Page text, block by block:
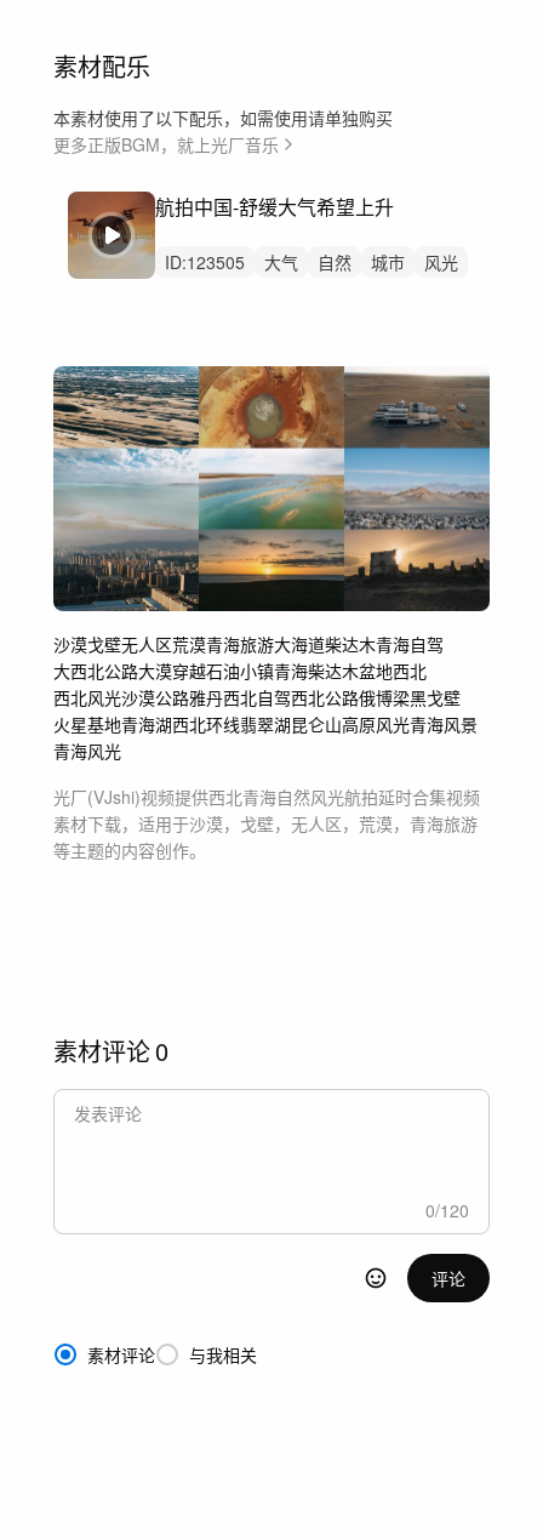
素材配乐
本素材使用了以下配乐，如需使用请单独购买
更多正版BGM，就上光厂音乐
航拍中国-舒缓大气希望上升
ID:123505 大气 自然 城市
风光
沙漠戈壁无人区荒漠青海旅游大海道柴达木青海自驾
大西北公路大漠穿越石油小镇青海柴达木盆地西北
西北风光沙漠公路雅丹西北自驾西北公路俄博梁黑戈壁
火星基地青海湖西北环线翡翠湖昆仑山高原风光青海风景
青海风光
光厂(VJshi)视频提供西北青海自然风光航拍延时合集视频
素材下载，适用于沙漠，戈壁，无人区，荒漠，青海旅游
等主题的内容创作。
素材评论0
0/120
评论
素材评论 与我相关